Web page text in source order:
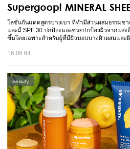
Supergoop! MINERAL
โลชั่นกันแดดสูตรบางเบา ที่ทำมีส่วนผสมธรรมช
และมี SPF 30 ปกป้องและช่วยปกป้องผิวจากแส
ขึ้นโดยเฉพาะสำหรับผู้ที่มีผิวบอบบางผิวผสมและผิ
16.06.64
Beauty